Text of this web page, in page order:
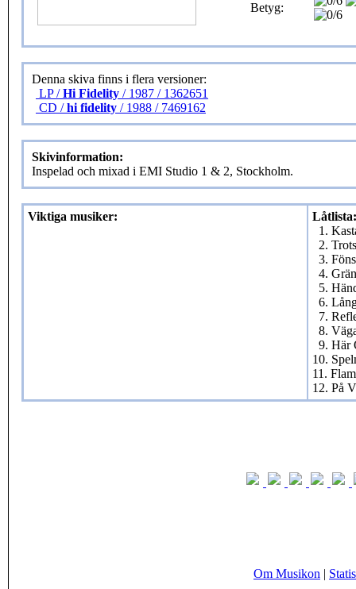
Betyg:
Denna skiva finns i flera versioner:
LP /Hi Fidelity / 1987 / 1362651
CD /hi fidelity / 1988 / 7469162
Skivinformation:
Inspelad och mixad i EMI Studio 1 & 2, Stockholm.
Viktiga musiker:
Låtlista:
1.
2.
3.
4.
5.
6.
7.
8.
9. Här
10.
11.
12. På
Om Musikon |